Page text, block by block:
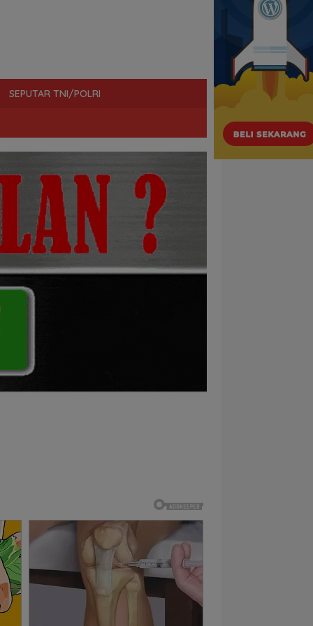
SEPUTAR TNI/POLRI